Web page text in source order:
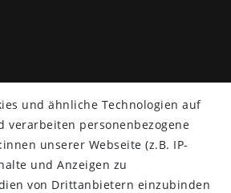
und ähnliche Technologien auf
verarbeiten personenbezogene
unserer Webseite (z.B. IP-
und Anzeigen zu
von Drittanbietern einzubinden